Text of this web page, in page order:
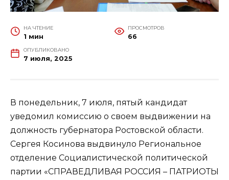
НА ЧТЕНИЕ
1 мин
ПРОСМОТРОВ
66
ОПУБЛИКОВАНО
7 июля, 2025
В понедельник, 7 июля, пятый кандидат
уведомил комиссию о своем выдвижении на
должность губернатора Ростовской области.
Сергея Косинова выдвинуло Региональное
отделение Социалистической политической
партии «СПРАВЕДЛИВАЯ РОССИЯ – ПАТРИОТЫ